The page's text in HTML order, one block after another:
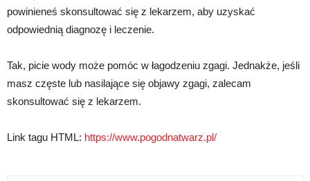
powinieneś skonsultować się z lekarzem, aby uzyskać
odpowiednią diagnozę i leczenie.
Tak, picie wody może pomóc w łagodzeniu zgagi. Jednakże, jeśli
masz częste lub nasilające się objawy zgagi, zalecam
skonsultować się z lekarzem.
Link tagu HTML: https://www.pogodnatwarz.pl/